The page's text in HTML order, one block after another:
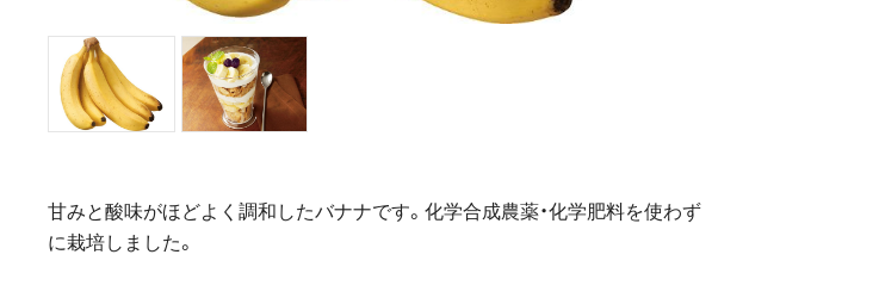
甘みと酸味がほどよく調和したバナナです。化学合成農薬・化学肥料を使わず
に栽培しました。